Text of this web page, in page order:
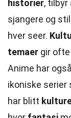
historier, tilbyr
sjangere og
hver seer.
temaer gir
Anime har
ikoniske serier
har blitt